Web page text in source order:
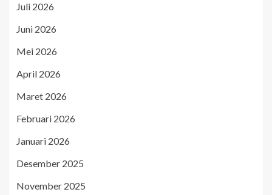
Juli 2026
Juni 2026
Mei 2026
April 2026
Maret 2026
Februari 2026
Januari 2026
Desember 2025
November 2025